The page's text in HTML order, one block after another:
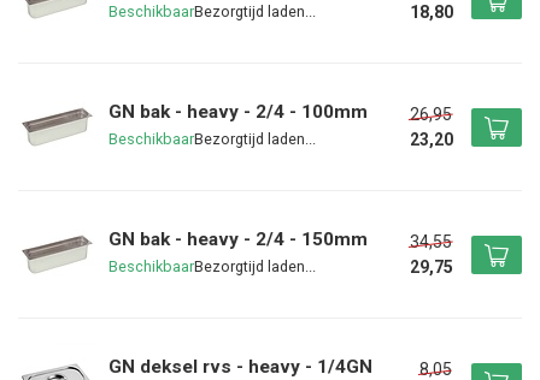
Beschikbaar
18,80
GN bak - heavy - 2/4 - 100mm
Beschikbaar
26,95
23,20
GN bak - heavy - 2/4 - 150mm
Beschikbaar
34,55
29,75
GN deksel rvs - heavy - 1/4GN
8,05